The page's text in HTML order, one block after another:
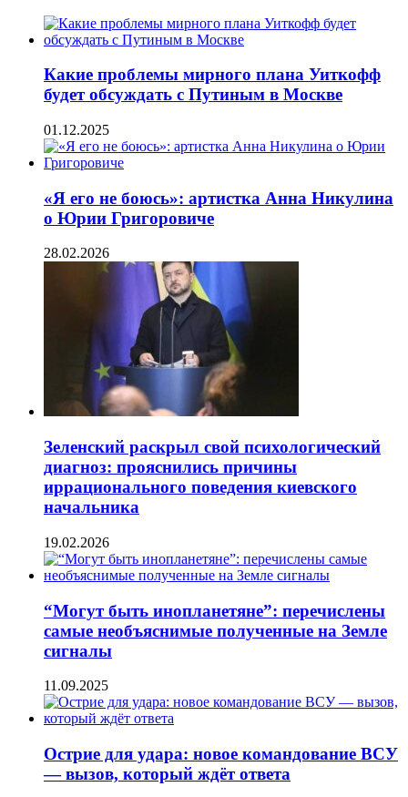
Какие проблемы мирного плана Уиткофф
будет обсуждать с Путиным в Москве
01.12.2025
«Я его не боюсь»: артистка Анна Никулина
о Юрии Григоровиче
28.02.2026
Зеленский раскрыл свой психологический
диагноз: прояснились причины
иррационального поведения киевского
начальника
19.02.2026
“Могут быть инопланетяне”: перечислены
самые необъяснимые полученные на Земле
сигналы
11.09.2025
Острие для удара: новое командование ВСУ
— вызов, который ждёт ответа